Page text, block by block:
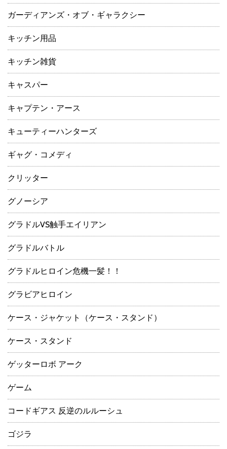
ガーディアンズ・オブ・ギャラクシー
キッチン用品
キッチン雑貨
キャスパー
キャプテン・アース
キューティーハンターズ
ギャグ・コメディ
クリッター
グノーシア
グラドルVS触手エイリアン
グラドルバトル
グラドルヒロイン危機一髪！！
グラビアヒロイン
ケース・ジャケット（ケース・スタンド）
ケース・スタンド
ゲッターロボ アーク
ゲーム
コードギアス 反逆のルルーシュ
ゴジラ